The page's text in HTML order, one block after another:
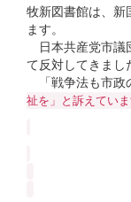
牧新図書館は、新
ます。
日本共産党市議
て反対してきまし
「戦争法も市政
祉を」と訴えていま